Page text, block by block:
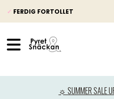
✓ FERDIG FORTOLLET
☼ SUMMER SALE